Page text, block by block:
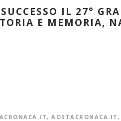
IL 27°
E MEMORIA,
, AOSTACRONACA.IT ,